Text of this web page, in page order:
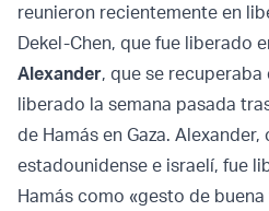
reunieron recientemente en
Dekel-Chen, que fue liberado
Alexander, que se
liberado la semana pasada
de Hamás en Gaza.
estadounidense e israelí, fue
Hamás como «gesto de